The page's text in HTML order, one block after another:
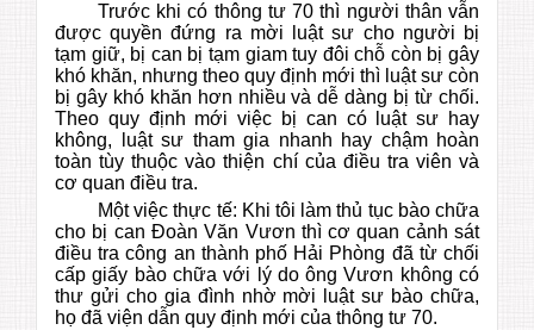
Trước khi có thông tư 70 thì người thân vẫn
được quyền đứng ra mời luật sư cho người bị
tạm giữ, bị can bị tạm giam tuy đôi chỗ còn bị gây
khó khăn, nhưng theo quy định mới thì luật sư còn
bị gây khó khăn hơn nhiều và dễ dàng bị từ chối.
Theo quy định mới việc bị can có luật sư hay
không, luật sư tham gia nhanh hay chậm hoàn
toàn tùy thuộc vào thiện chí của điều tra viên và
cơ quan điều tra.
Một việc thực tế: Khi tôi làm thủ tục bào chữa
cho bị can Đoàn Văn Vươn thì cơ quan cảnh sát
điều tra công an thành phố Hải Phòng đã từ chối
cấp giấy bào chữa với lý do ông Vươn không có
thư gửi cho gia đình nhờ mời luật sư bào chữa,
họ đã viện dẫn quy định mới của thông tư 70.